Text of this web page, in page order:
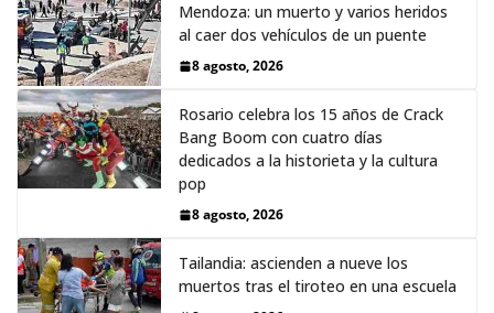
Mendoza: un muerto y varios heridos
al caer dos vehículos de un puente
8 agosto, 2026
Rosario celebra los 15 años de Crack
Bang Boom con cuatro días
dedicados a la historieta y la cultura
pop
8 agosto, 2026
Tailandia: ascienden a nueve los
muertos tras el tiroteo en una escuela